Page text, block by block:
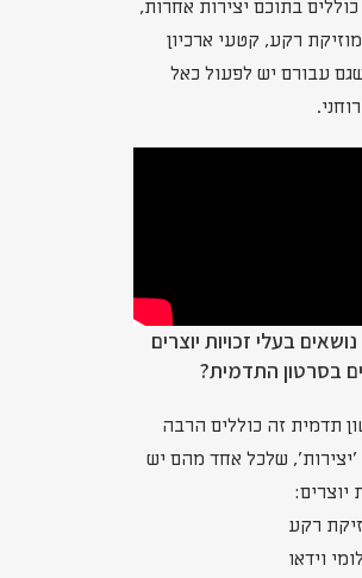
בתוכם יצירות אחרות,
רקע, קטעי ארכיון
עבורם יש לפעול כאל
בעלי זכויות יוצרים
בסרטון התדמית?
תדמית זה כוללים הרבה
'יצירות', שלכל אחד מהם יש
יוצרים:
רקע
וידאו